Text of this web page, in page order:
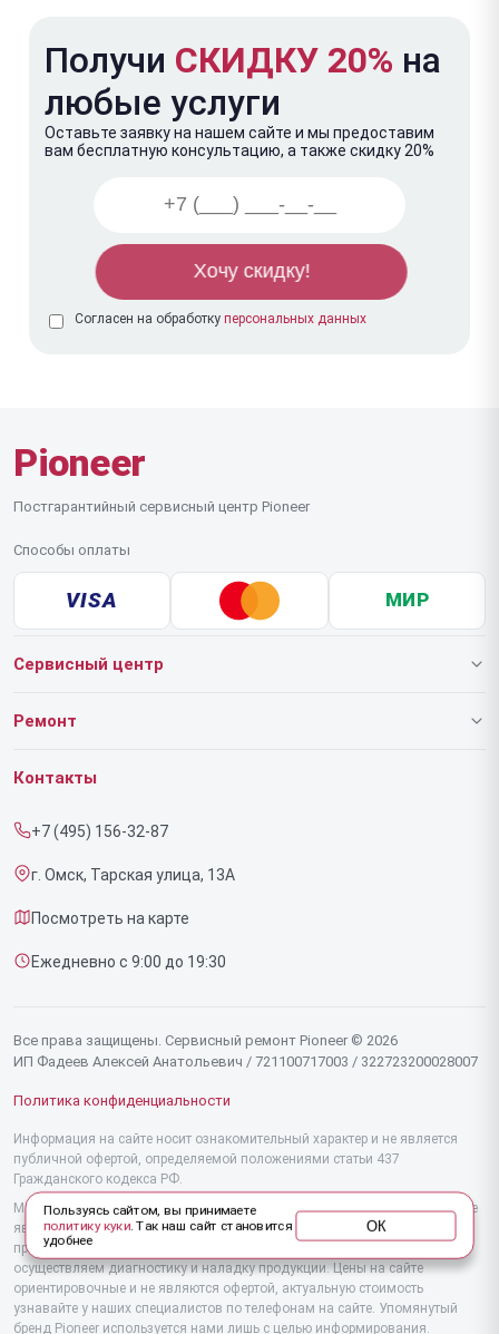
Получи СКИДКУ 20% на
любые услуги
Оставьте заявку на нашем сайте и мы предоставим
вам бесплатную консультацию, а также скидку 20%
Согласен на обработку персональных данных
Pioneer
Постгарантийный сервисный центр Pioneer
Способы оплаты
VISA МИР
Сервисный центр
О нашем сервисе
Срочный ремонт
Доставка и способы оплаты
Диагностика
Контакты
Ремонт
Роботов-пылесосов
Секвенсоров
Наушников
Микшерных пультов
Вертикальных пылесосов
Микроволновых печей
Контакты
+7 (495) 156-32-87
г. Омск, Тарская улица, 13А
Посмотреть на карте
Ежедневно с 9:00 до 19:30
Все права защищены. Сервисный ремонт Pioneer © 2026
ИП Фадеев Алексей Анатольевич / 721100717003 / 322723200028007
Политика конфиденциальности
Информация на сайте носит ознакомительный характер и не является
публичной офертой, определяемой положениями статьи 437
Гражданского кодекса РФ.
Мы специализируемся на обслуживании и ремонте техники Pioneer, но не
являемся их официальным представителем. Предоставляем
профессиональные услуги после истечения гарантии, а также
осуществляем диагностику и наладку продукции. Цены на сайте
ориентировочные и не являются офертой, актуальную стоимость
узнавайте у наших специалистов по телефонам на сайте. Упомянутый
бренд Pioneer используется нами лишь с целью информирования.
Пользуясь сайтом, вы принимаете
политику куки. Так наш сайт становится
удобнее
ОК